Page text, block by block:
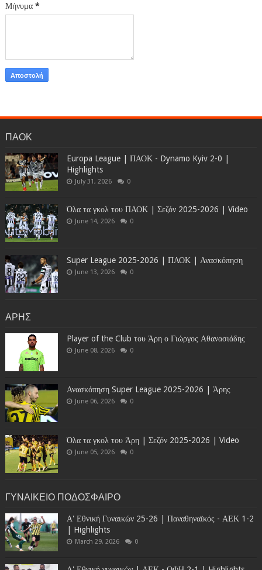
Μήνυμα *
ΠΑΟΚ
Europa League | ΠΑΟΚ - Dynamo Kyiv 2-0 |
Highlights
July 31, 2026 0
Όλα τα γκολ του ΠΑΟΚ | Σεζόν 2025-2026 | Video
June 14, 2026 0
Super League 2025-2026 | ΠΑΟΚ | Ανασκόπηση
June 13, 2026 0
ΑΡΗΣ
Player of the Club του Άρη ο Γιώργος Αθανασιάδης
June 08, 2026 0
Ανασκόπηση Super League 2025-2026 | Άρης
June 06, 2026 0
Όλα τα γκολ του Άρη | Σεζόν 2025-2026 | Video
June 05, 2026 0
ΓΥΝΑΙΚΕΙΟ ΠΟΔΟΣΦΑΙΡΟ
Α' Εθνική Γυναικών 25-26 | Παναθηναϊκός - ΑΕΚ 1-2
| Highlights
March 29, 2026 0